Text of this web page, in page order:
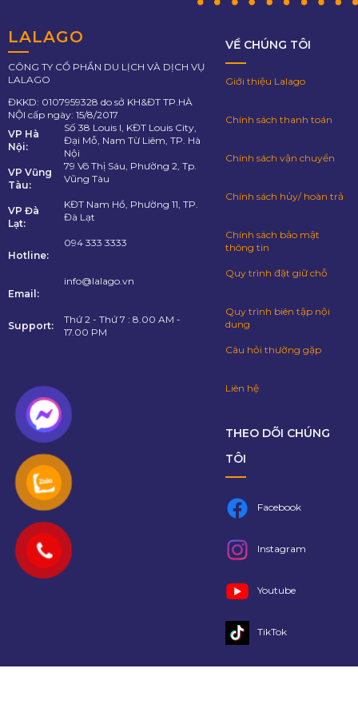
LALAGO
CÔNG TY CỔ PHẦN DU LỊCH VÀ DỊCH VỤ
LALAGO
ĐKKD: 0107959328 do sở KH&ĐT TP.HÀ
NỘI cấp ngày: 15/8/2017
VP Hà
Nội:
Số 38 Louis I, KĐT Louis City,
Đại Mỗ, Nam Từ Liêm, TP. Hà
Nội
VP Vũng
Tàu:
79 Võ Thị Sáu, Phường 2, Tp.
Vũng Tàu
VP Đà
Lạt:
KĐT Nam Hồ, Phường 11, TP.
Đà Lạt
Hotline:
094 333 3333
Email:
info@lalago.vn
Support:
Thứ 2 - Thứ 7 : 8.00 AM -
17.00 PM
VỀ CHÚNG TÔI
Giới thiệu Lalago
Chính sách thanh toán
Chính sách vận chuyển
Chính sách hủy/ hoàn trả
Chính sách bảo mật
thông tin
Quy trình đặt giữ chỗ
Quy trình biên tập nội
dung
Câu hỏi thường gặp
Liên hệ
THEO DÕI CHÚNG
TÔI
Facebook
Instagram
Youtube
TikTok